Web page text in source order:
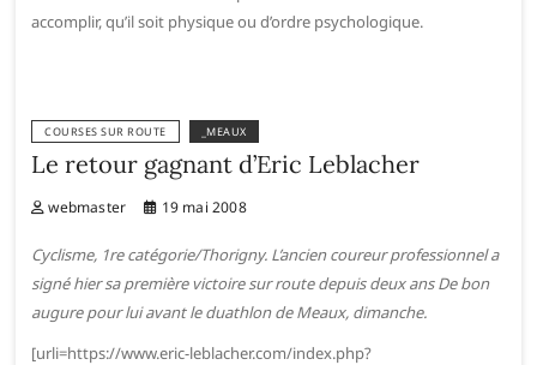
accomplir, qu’il soit physique ou d’ordre psychologique.
COURSES SUR ROUTE _MEAUX
Le retour gagnant d’Eric Leblacher
webmaster 19 mai 2008
Cyclisme, 1re catégorie/Thorigny. L’ancien coureur professionnel a
signé hier sa première victoire sur route depuis deux ans De bon
augure pour lui avant le duathlon de Meaux, dimanche.
[urli=https://www.eric-leblacher.com/index.php?